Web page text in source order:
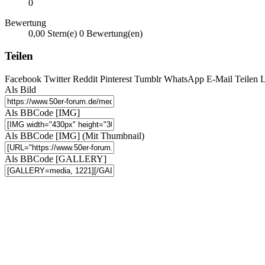
0
Bewertung
0,00 Stern(e) 0 Bewertung(en)
Teilen
Facebook Twitter Reddit Pinterest Tumblr WhatsApp E-Mail Teilen
Als Bild
Als BBCode [IMG]
Als BBCode [IMG] (Mit Thumbnail)
Als BBCode [GALLERY]